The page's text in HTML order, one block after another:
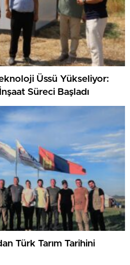
Üssü Yükseliyor:
Süreci Başladı
Türk Tarım Tarihini